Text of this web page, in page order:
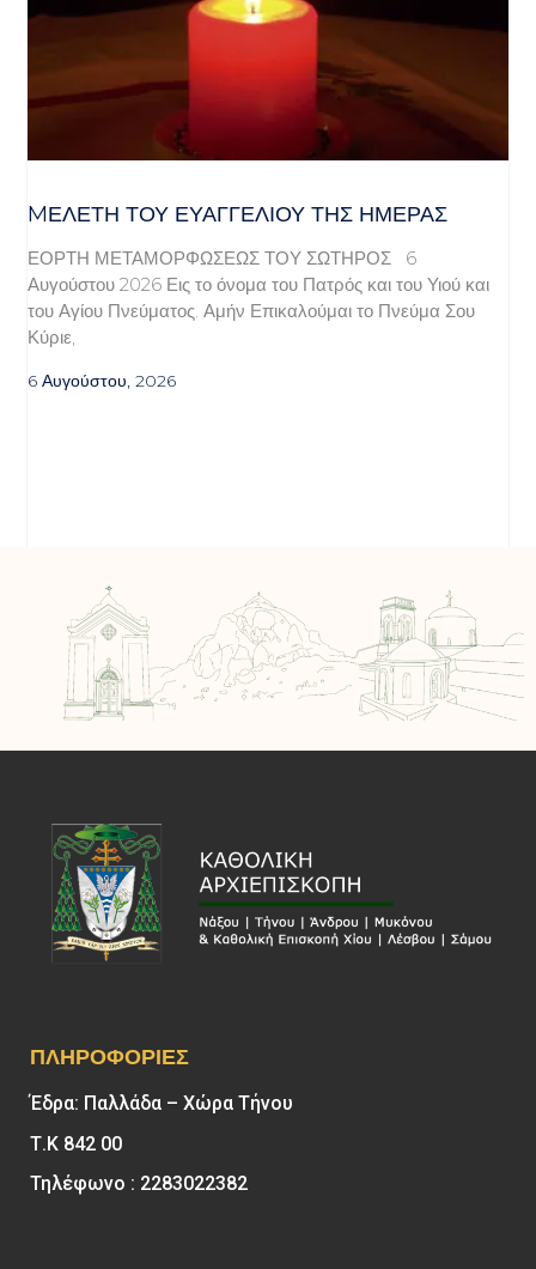
MΕΛΈΤΗ ΤΟΥ ΕΥΑΓΓΕΛΊΟΥ ΤΗΣ ΗΜΈΡΑΣ
ΕΟΡΤΗ ΜΕΤΑΜΟΡΦΩΣΕΩΣ ΤΟΥ ΣΩΤΗΡΟΣ 6
Αυγούστου 2026 Εις το όνομα του Πατρός και του Υιού και
του Αγίου Πνεύματος. Αμήν Επικαλούμαι το Πνεύμα Σου
Κύριε,
6 Αυγούστου, 2026
ΠΛΗΡΟΦΟΡΊΕΣ
Έδρα: Παλλάδα – Χώρα Τήνου
Τ.Κ 842 00
Τηλέφωνο : 2283022382